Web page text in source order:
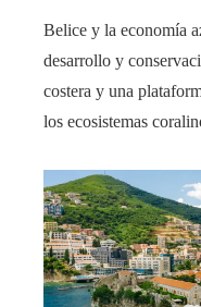
Belice y la economía
desarrollo y
costera y una
los ecosistemas